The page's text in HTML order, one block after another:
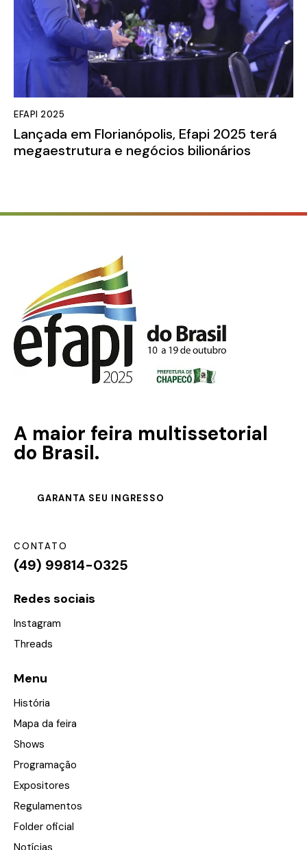
EFAPI 2025
Lançada em Florianópolis, Efapi 2025 terá
megaestrutura e negócios bilionários
A maior feira multissetorial
do Brasil.
GARANTA SEU INGRESSO
CONTATO
(49) 99814-0325
Redes sociais
Instagram
Threads
Menu
História
Mapa da feira
Shows
Programação
Expositores
Regulamentos
Folder oficial